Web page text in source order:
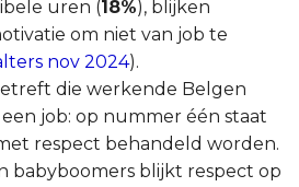
uren (18%), blijken
om niet van job te
nov 2024).
die werkende Belgen
job: op nummer één staat
respect behandeld worden.
babyboomers blijkt respect op